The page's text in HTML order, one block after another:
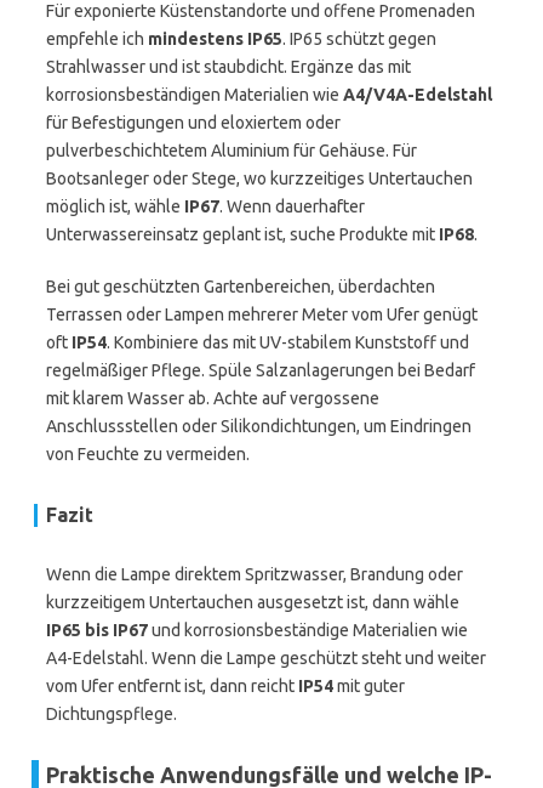
Für exponierte Küstenstandorte und offene Promenaden
empfehle ich mindestens IP65. IP65 schützt gegen
Strahlwasser und ist staubdicht. Ergänze das mit
korrosionsbeständigen Materialien wie A4/V4A-Edelstahl
für Befestigungen und eloxiertem oder
pulverbeschichtetem Aluminium für Gehäuse. Für
Bootsanleger oder Stege, wo kurzzeitiges Untertauchen
möglich ist, wähle IP67. Wenn dauerhafter
Unterwassereinsatz geplant ist, suche Produkte mit IP68.
Bei gut geschützten Gartenbereichen, überdachten
Terrassen oder Lampen mehrerer Meter vom Ufer genügt
oft IP54. Kombiniere das mit UV-stabilem Kunststoff und
regelmäßiger Pflege. Spüle Salzanlagerungen bei Bedarf
mit klarem Wasser ab. Achte auf vergossene
Anschlussstellen oder Silikondichtungen, um Eindringen
von Feuchte zu vermeiden.
Fazit
Wenn die Lampe direktem Spritzwasser, Brandung oder
kurzzeitigem Untertauchen ausgesetzt ist, dann wähle
IP65 bis IP67und korrosionsbeständige Materialien wie
A4-Edelstahl. Wenn die Lampe geschützt steht und weiter
vom Ufer entfernt ist, dann reicht IP54mit guter
Dichtungspflege.
Praktische Anwendungsfälle und welche IP-